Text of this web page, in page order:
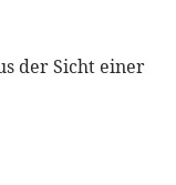
der Sicht einer